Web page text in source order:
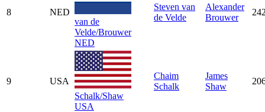
8
NED
van de
Velde/Brouwer
NED
Steven van
de Velde
Alexander
Brouwer
9
USA
Schalk/Shaw
USA
Chaim
Schalk
James
Shaw